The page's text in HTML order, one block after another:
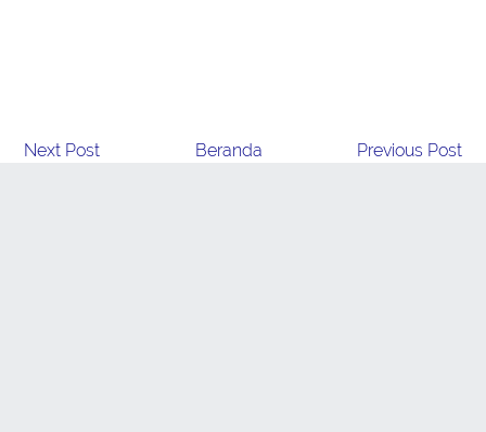
Next Post Previous Post
Beranda